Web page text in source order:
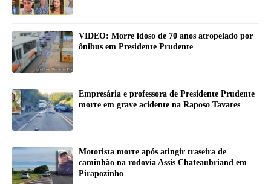
VIDEO: Morre idoso de 70 anos atropelado por
ônibus em Presidente Prudente
Empresária e professora de Presidente Prudente
morre em grave acidente na Raposo Tavares
Motorista morre após atingir traseira de
caminhão na rodovia Assis Chateaubriand em
Pirapozinho